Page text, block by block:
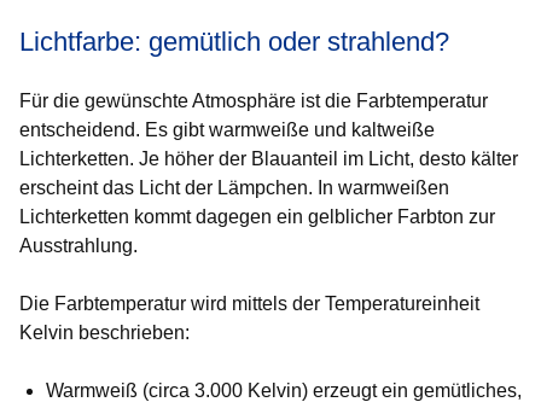
Lichtfarbe: gemütlich oder strahlend?
Für die gewünschte Atmosphäre ist die Farbtemperatur
entscheidend. Es gibt warmweiße und kaltweiße
Lichterketten. Je höher der Blauanteil im Licht, desto kälter
erscheint das Licht der Lämpchen. In warmweißen
Lichterketten kommt dagegen ein gelblicher Farbton zur
Ausstrahlung.
Die Farbtemperatur wird mittels der Temperatureinheit
Kelvin beschrieben:
Warmweiß (circa 3.000 Kelvin) erzeugt ein gemütliches,